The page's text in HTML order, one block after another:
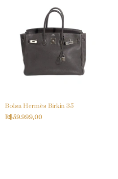
Bolsa Hermès Birkin 35
R$59.999,00